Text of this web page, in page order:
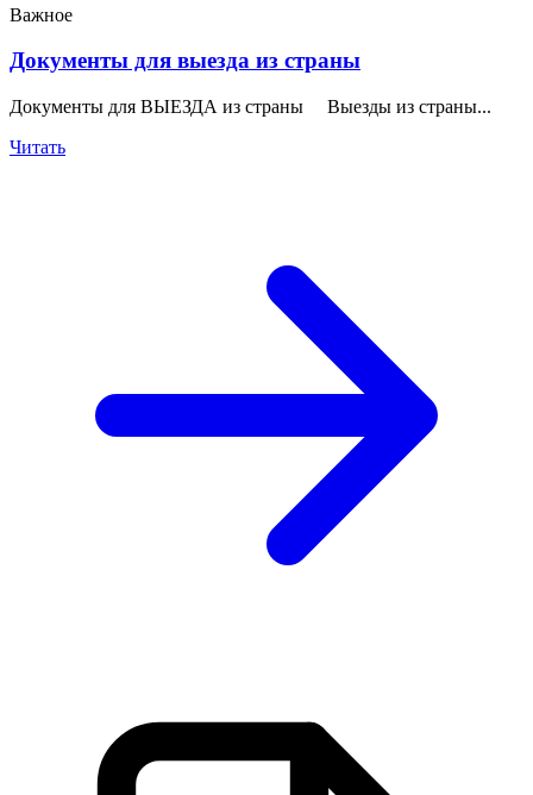
Важное
Документы для выезда из страны
Документы для ВЫЕЗДА из страны Выезды из страны...
Читать